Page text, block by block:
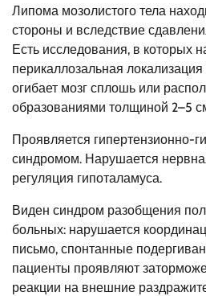
Липома мозолистого тела
стороны и вследствие
Есть исследования, в которых
перикаллозальная
огибает мозг сплошь или
образованиями толщиной 2–5
Проявляется гипертензионно-
синдромом. Нарушается
регуляция гипоталамуса.
Виден синдром разобщения
больных: нарушается
письмо, спонтанные
пациенты проявляют
реакции на внешние